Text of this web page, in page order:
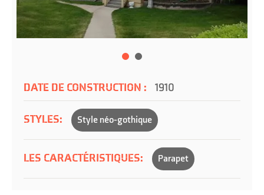
DATE DE CONSTRUCTION : 1910
STYLES: Style néo-gothique
LES CARACTÉRISTIQUES: Parapet